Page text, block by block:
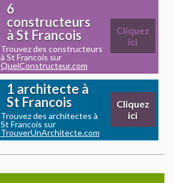
6
constructeurs
à St Francois
Trouvez des constructeurs
à St Francois sur
QuelConstructeur.com
Cliquez
ici
1 architecte à
St Francois
Trouvez des architectes à
St Francois sur
TrouverUnArchitecte.com
Cliquez
ici